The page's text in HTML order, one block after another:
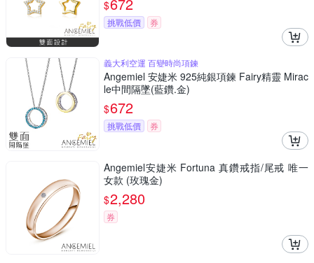
$672
挑戰低價 券
義大利空運 百變時尚項鍊
Angemiel 安婕米 925純銀項鍊 Fairy精靈 Mirac
le中間隔墜(藍鑽.金)
$672
挑戰低價 券
Angemiel安婕米 Fortuna 真鑽戒指/尾戒 唯一
女款 (玫瑰金)
$2,280
券